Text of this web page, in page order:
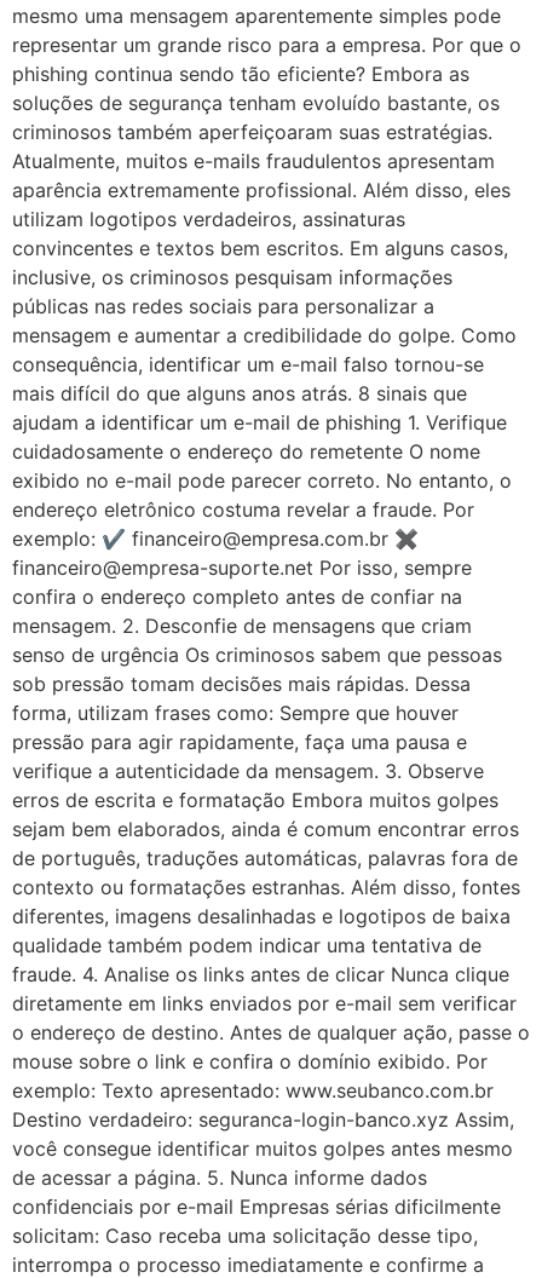
mesmo uma mensagem aparentemente simples pode
representar um grande risco para a empresa. Por que o
phishing continua sendo tão eficiente? Embora as
soluções de segurança tenham evoluído bastante, os
criminosos também aperfeiçoaram suas estratégias.
Atualmente, muitos e-mails fraudulentos apresentam
aparência extremamente profissional. Além disso, eles
utilizam logotipos verdadeiros, assinaturas
convincentes e textos bem escritos. Em alguns casos,
inclusive, os criminosos pesquisam informações
públicas nas redes sociais para personalizar a
mensagem e aumentar a credibilidade do golpe. Como
consequência, identificar um e-mail falso tornou-se
mais difícil do que alguns anos atrás. 8 sinais que
ajudam a identificar um e-mail de phishing 1. Verifique
cuidadosamente o endereço do remetente O nome
exibido no e-mail pode parecer correto. No entanto, o
endereço eletrônico costuma revelar a fraude. Por
exemplo: ✔ financeiro@empresa.com.br ✖
financeiro@empresa-suporte.net Por isso, sempre
confira o endereço completo antes de confiar na
mensagem. 2. Desconfie de mensagens que criam
senso de urgência Os criminosos sabem que pessoas
sob pressão tomam decisões mais rápidas. Dessa
forma, utilizam frases como: Sempre que houver
pressão para agir rapidamente, faça uma pausa e
verifique a autenticidade da mensagem. 3. Observe
erros de escrita e formatação Embora muitos golpes
sejam bem elaborados, ainda é comum encontrar erros
de português, traduções automáticas, palavras fora de
contexto ou formatações estranhas. Além disso, fontes
diferentes, imagens desalinhadas e logotipos de baixa
qualidade também podem indicar uma tentativa de
fraude. 4. Analise os links antes de clicar Nunca clique
diretamente em links enviados por e-mail sem verificar
o endereço de destino. Antes de qualquer ação, passe o
mouse sobre o link e confira o domínio exibido. Por
exemplo: Texto apresentado: www.seubanco.com.br
Destino verdadeiro: seguranca-login-banco.xyz Assim,
você consegue identificar muitos golpes antes mesmo
de acessar a página. 5. Nunca informe dados
confidenciais por e-mail Empresas sérias dificilmente
solicitam: Caso receba uma solicitação desse tipo,
interrompa o processo imediatamente e confirme a